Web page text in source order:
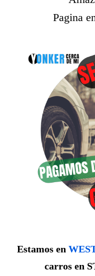
Pagina
Estamos en
carros en